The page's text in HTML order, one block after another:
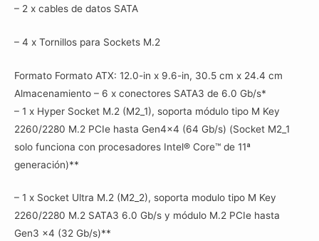
– 2 x cables de datos SATA
– 4 x Tornillos para Sockets M.2
Formato Formato ATX: 12.0-in x 9.6-in, 30.5 cm x 24.4 cm
Almacenamiento – 6 x conectores SATA3 de 6.0 Gb/s*
– 1 x Hyper Socket M.2 (M2_1), soporta módulo tipo M Key
2260/2280 M.2 PCIe hasta Gen4x4 (64 Gb/s) (Socket M2_1
solo funciona con procesadores Intel® Core™ de 11ª
generación)**
– 1 x Socket Ultra M.2 (M2_2), soporta modulo tipo M Key
2260/2280 M.2 SATA3 6.0 Gb/s y módulo M.2 PCIe hasta
Gen3 x4 (32 Gb/s)**